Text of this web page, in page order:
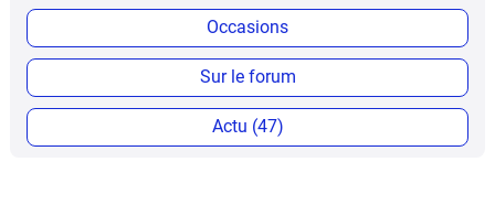
Occasions
Sur le forum
Actu (47)